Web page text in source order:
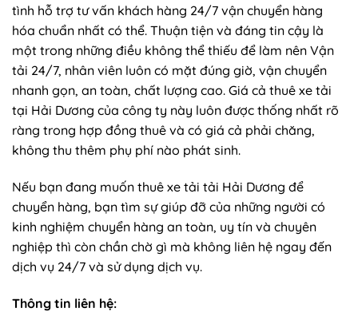
tình hỗ trợ tư vấn khách hàng 24/7 vận chuyển hàng
hóa chuẩn nhất có thể. Thuận tiện và đáng tin cậy là
một trong những điều không thể thiếu để làm nên Vận
tải 24/7, nhân viên luôn có mặt đúng giờ, vận chuyển
nhanh gọn, an toàn, chất lượng cao. Giá cả thuê xe tải
tại Hải Dương của công ty này luôn được thống nhất rõ
ràng trong hợp đồng thuê và có giá cả phải chăng,
không thu thêm phụ phí nào phát sinh.
Nếu bạn đang muốn thuê xe tải tải Hải Dương để
chuyển hàng, bạn tìm sự giúp đỡ của những người có
kinh nghiệm chuyển hàng an toàn, uy tín và chuyên
nghiệp thì còn chần chờ gì mà không liên hệ ngay đến
dịch vụ 24/7 và sử dụng dịch vụ.
Thông tin liên hệ: